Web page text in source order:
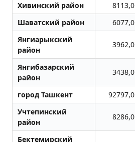
Хивинский район
8113,0
Шаватский район
6077,0
Янгиарыкский
район
3962,0
Янгибазарский
район
3438,0
город Ташкент 92797,0
Учтепинский
район
8286,0
Бектемирский